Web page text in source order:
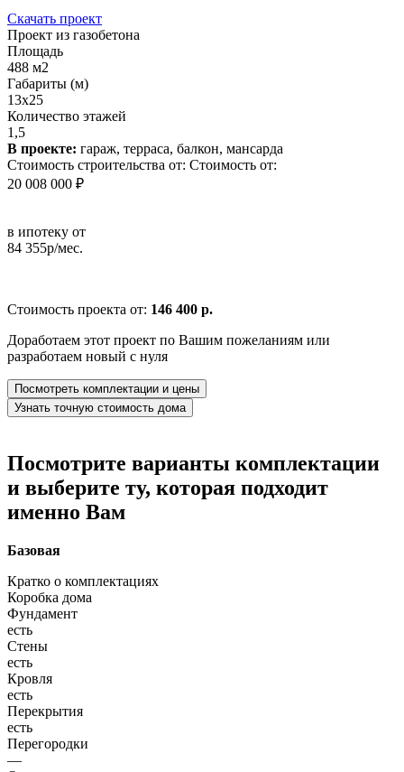
Скачать проект
Проект из газобетона
Площадь
488 м2
Габариты (м)
13x25
Количество этажей
1,5
В проекте: гараж, терраса, балкон, мансарда
Стоимость строительства от: Стоимость от:
20 008 000 ₽
в ипотеку от
84 355р/мес.
Стоимость проекта от: 146 400 р.
Доработаем этот проект по Вашим пожеланиям или
разработаем новый с нуля
Посмотреть комплектации и цены
Узнать точную стоимость дома
Посмотрите варианты комплектации
и выберите ту, которая подходит
именно Вам
Базовая
Кратко о комплектациях
Коробка дома
Фундамент
есть
Стены
есть
Кровля
есть
Перекрытия
есть
Перегородки
—